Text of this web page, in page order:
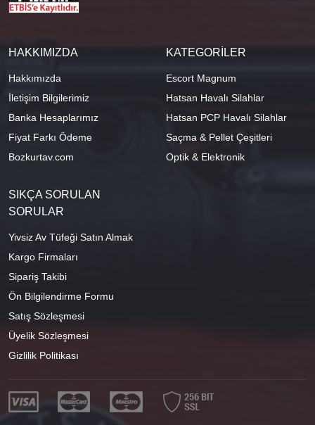
HAKKIMIZDA
Hakkımızda
İletişim Bilgilerimiz
Banka Hesaplarımız
Fiyat Farkı Ödeme
Bozkurtav.com
KATEGORİLER
Escort Magnum
Hatsan Havalı Silahlar
Hatsan PCP Havalı Silahlar
Saçma & Pellet Çeşitleri
Optik & Elektronik
SIKÇA SORULAN
SORULAR
Yivsiz Av Tüfeği Satın Almak
Kargo Firmaları
Sipariş Takibi
Ön Bilgilendirme Formu
Satış Sözleşmesi
Üyelik Sözleşmesi
Gizlilik Politikası